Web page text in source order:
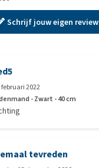
Schrijf jouw eigen review
2022
- Zwart - 40 cm
tevreden